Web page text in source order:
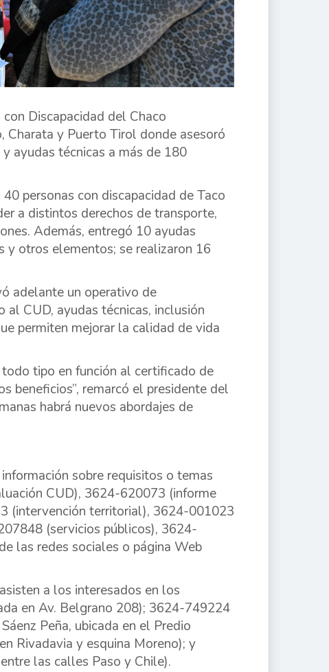
Discapacidad del Chaco
Charata y Puerto Tirol donde asesoró
ayudas técnicas a más de 180
personas con discapacidad de Taco
a distintos derechos de transporte,
Además, entregó 10 ayudas
y otros elementos; se realizaron 16
adelante un operativo de
al CUD, ayudas técnicas, inclusión
permiten mejorar la calidad de vida
tipo en función al certificado de
beneficios”, remarcó el presidente del
habrá nuevos abordajes de
sobre requisitos o temas
CUD), 3624-620073 (informe
(intervención territorial), 3624-001023
(servicios públicos), 3624-
las redes sociales o página Web
a los interesados en los
en Av. Belgrano 208); 3624-749224
Peña, ubicada en el Predio
Rivadavia y esquina Moreno); y
las calles Paso y Chile).